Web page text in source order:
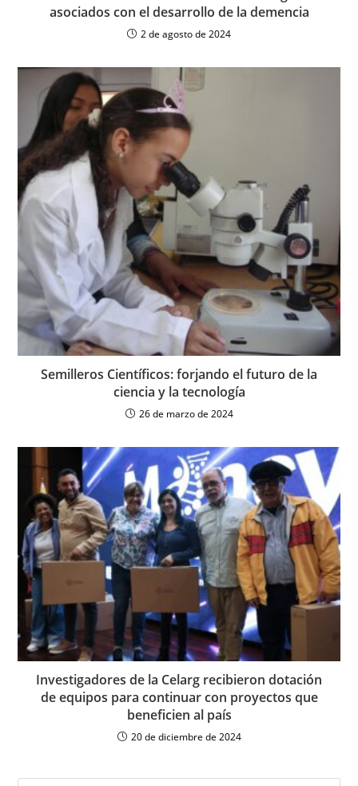
asociados con el desarrollo de la demencia
2 de agosto de 2024
Semilleros Científicos: forjando el futuro de la
ciencia y la tecnología
26 de marzo de 2024
Investigadores de la Celarg recibieron dotación
de equipos para continuar con proyectos que
beneficien al país
20 de diciembre de 2024